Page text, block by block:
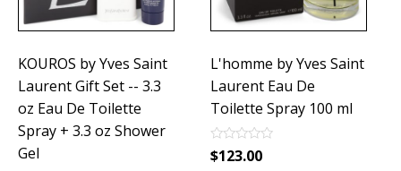
KOUROS by Yves Saint
Laurent Gift Set -- 3.3
oz Eau De Toilette
Spray + 3.3 oz Shower
Gel
L'homme by Yves Saint
Laurent Eau De
Toilette Spray 100 ml
Rated
0
$123.00